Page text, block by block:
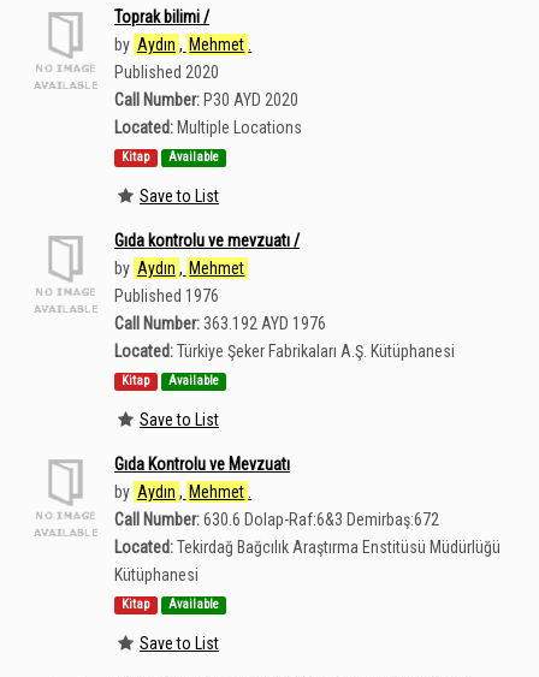
Toprak bilimi /
by Aydın , Mehmet
Published 2020
Call Number: P30 AYD 2020
Located: Multiple Locations
Kitap Available
Save to List
Gıda kontrolu ve mevzuatı /
by Aydın , Mehmet
Published 1976
Call Number: 363.192 AYD 1976
Located:Türkiye Şeker Fabrikaları A.Ş. Kütüphanesi
Kitap Available
Save to List
Gıda Kontrolu ve Mevzuatı
by Aydın , Mehmet
Call Number:630.6 Dolap-Raf:6&3 Demirbaş:672
Located:Tekirdağ Bağcılık Araştırma Enstitüsü Müdürlüğü
Kütüphanesi
Kitap Available
Save to List